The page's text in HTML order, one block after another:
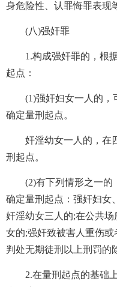
身危险性、认罪悔罪表现
(八)强奸罪
1.构成强奸罪的，根据
起点：
(1)强奸妇女一人的，
确定量刑起点。
奸淫幼女一人的，在四
刑起点。
(2)有下列情形之一的
确定量刑起点：强奸妇女
奸淫幼女三人的;在公共
女的;强奸致被害人重伤
判处无期徒刑以上刑罚的
2.在量刑起点的基础上